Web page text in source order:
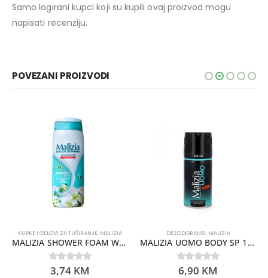
Samo logirani kupci koji su kupili ovaj proizvod mogu
napisati recenziju.
POVEZANI PROIZVODI
KUPKE I GELOVI ZA TUŠIRANJE, MALIZIA
MALIZIA SHOWER FOAM WHITE MUSK 300ML
0out of 5
3,74 KM
DEZODORANSI, MALIZIA
MALIZIA UOMO BODY SP 150ML AQUA
0out of 5
6,90 KM